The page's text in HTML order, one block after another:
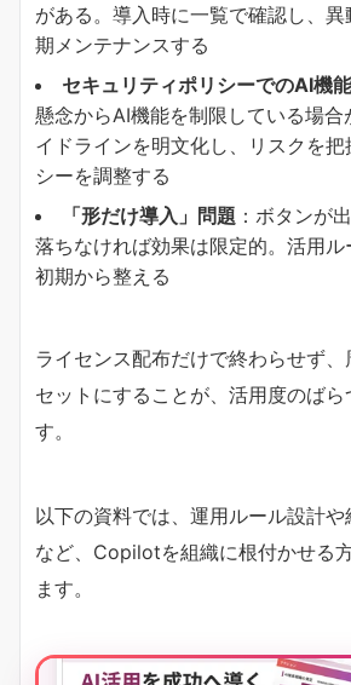
がある。導入時に一覧で確認し、
期メンテナンスする
セキュリティポリシーでのAI機
懸念からAI機能を制限している場
イドラインを明文化し、リスクを把
シーを調整する
​「形だけ導入」問題​ ：ボタンが
落ちなければ効果は限定的。活用ル
初期から整える
ライセンス配布だけで終わらせず
セットにすることが、活用度のば
す。
以下の資料では、運用ルール設計
など、Copilotを組織に根付かせる
ます。